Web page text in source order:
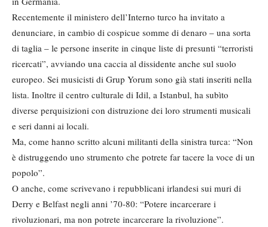
Recentemente il ministero dell’Interno turco ha invitato a
denunciare, in cambio di cospicue somme di denaro – una sorta
di taglia – le persone inserite in cinque liste di presunti “terroristi
ricercati”, avviando una caccia al dissidente anche sul suolo
europeo. Sei musicisti di Grup Yorum sono già stati inseriti nella
lista. Inoltre il centro culturale di Idil, a Istanbul, ha subìto
diverse perquisizioni con distruzione dei loro strumenti musicali
e seri danni ai locali.
Ma, come hanno scritto alcuni militanti della sinistra turca: “Non
è distruggendo uno strumento che potrete far tacere la voce di un
popolo”.
O anche, come scrivevano i repubblicani irlandesi sui muri di
Derry e Belfast negli anni ’70-80: “Potere incarcerare i
rivoluzionari, ma non potrete incarcerare la rivoluzione”.